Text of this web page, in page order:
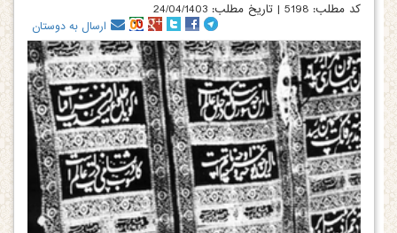
کد مطلب: 5198
| تاریخ مطلب: 24/04/1403
ارسال به دوستان